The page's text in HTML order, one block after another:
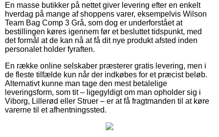
En masse butikker på nettet giver levering efter en enkelt
hverdag på mange af shoppens varer, eksempelvis Wilson
Team Bag Comp 3 Grå, som dog er underforstået at
bestillingen køres igennem før et besluttet tidspunkt, med
det formål at de kan nå at få dit nye produkt afsted inden
personalet holder fyraften.
En række online selskaber præsterer gratis levering, men i
de fleste tilfælde kun når der indkøbes for et præcist beløb.
Alternativt kunne man tage den mest betalelige
leveringsform, som tit – ligegyldigt om man opholder sig i
Viborg, Lillerød eller Struer – er at få fragtmanden til at køre
varerne til et afhentningssted.